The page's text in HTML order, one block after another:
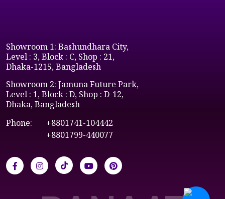
Showroom 1: Bashundhara City,
Level : 3, Block : C, Shop : 21,
Dhaka-1215, Bangladesh
Showroom 2: Jamuna Future Park,
Level : 1, Block : D, Shop : D-12,
Dhaka, Bangladesh
Phone:
+8801741-104442
+8801799-440077